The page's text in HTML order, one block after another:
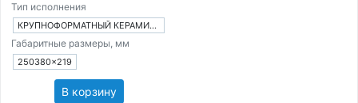
Тип исполнения
КРУПНОФОРМАТНЫЙ КЕРАМИЧЕСКИЙ БЛОК
Габаритные размеры, мм
250380×219
В корзину